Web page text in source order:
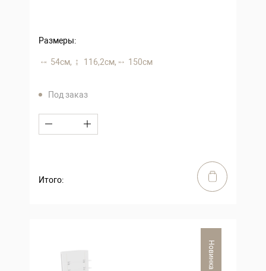
Размеры:
54 см, 116,2 см, 150 см
Под заказ
Итого:
Новинка